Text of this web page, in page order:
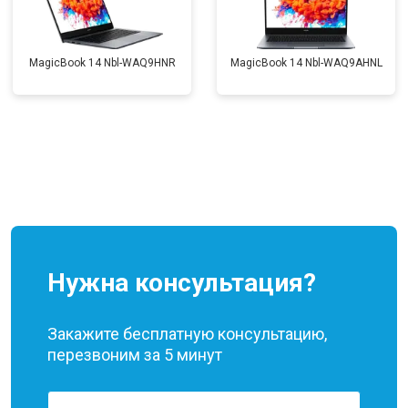
MagicBook 14 Nbl-WAQ9HNR MagicBook 14 Nbl-WAQ9AHNL
Нужна консультация?
Закажите бесплатную консультацию,
перезвоним за 5 минут